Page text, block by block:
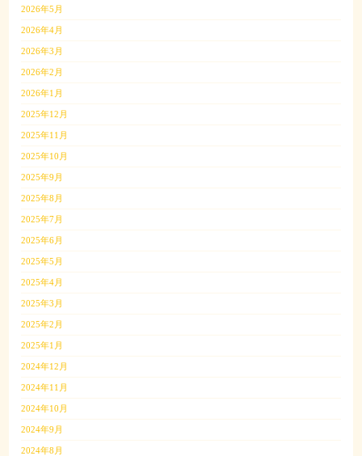
2026年5月
2026年4月
2026年3月
2026年2月
2026年1月
2025年12月
2025年11月
2025年10月
2025年9月
2025年8月
2025年7月
2025年6月
2025年5月
2025年4月
2025年3月
2025年2月
2025年1月
2024年12月
2024年11月
2024年10月
2024年9月
2024年8月